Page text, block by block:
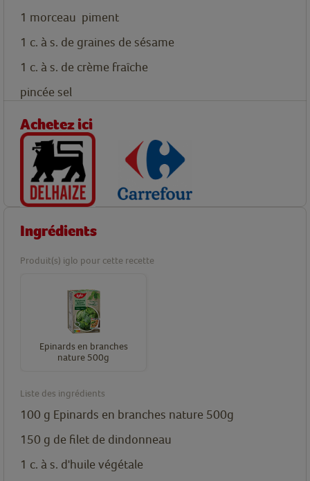
1 morceau piment
1 c. à s. de graines de sésame
1 c. à s. de crème fraîche
pincée sel
Achetez ici
Ingrédients
Produit(s) iglo pour cette recette
Epinards en branches
nature 500g
Liste des ingrédients
100 g Epinards en branches nature 500g
150 g de filet de dindonneau
1 c. à s. d'huile végétale